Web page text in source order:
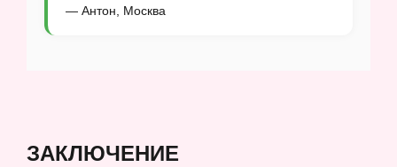
— Антон, Москва
ЗАКЛЮЧЕНИЕ